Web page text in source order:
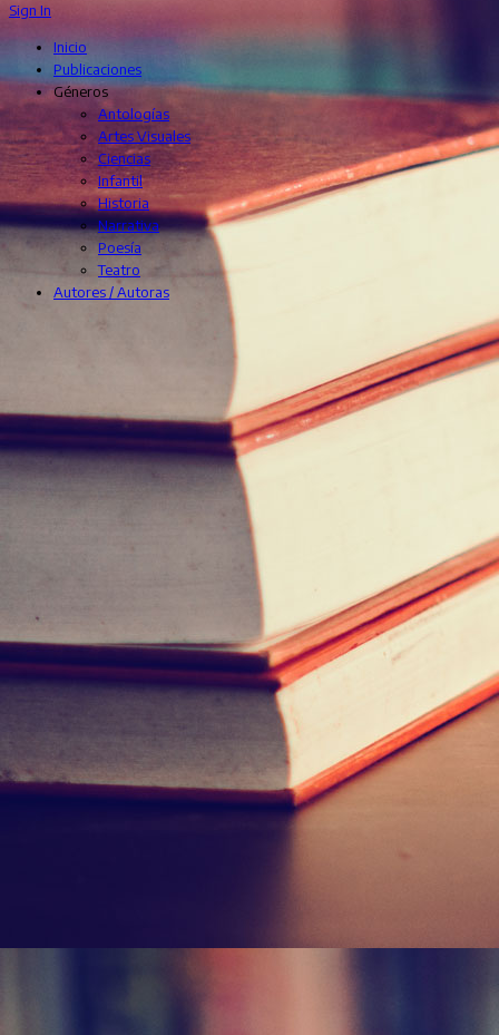
Sign In
Inicio
Publicaciones
Géneros
Antologías
Artes Visuales
Ciencias
Infantil
Historia
Narrativa
Poesía
Teatro
Autores / Autoras